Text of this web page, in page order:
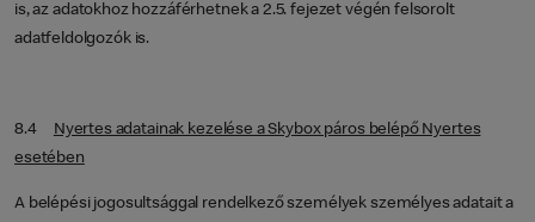
is, az adatokhoz hozzáférhetnek a 2.5. fejezet végén felsorolt
adatfeldolgozók is.
8.4 Nyertes adatainak kezelése a Skybox páros belépő Nyertes
esetében
A belépési jogosultsággal rendelkező személyek személyes adatait a